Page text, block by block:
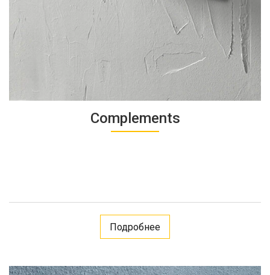
Complements
Подробнее